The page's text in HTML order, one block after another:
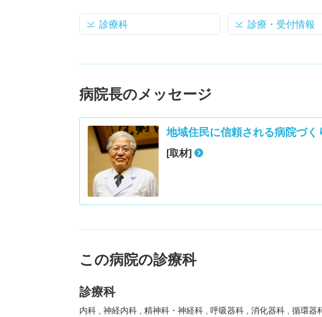
診療科 診療・受付情報
病院長のメッセージ
地域住民に信頼される病院づ
[取材]
この病院の診療科
診療科
内科 神経内科 精神科・神経科 呼吸器科 消化器科 循環器